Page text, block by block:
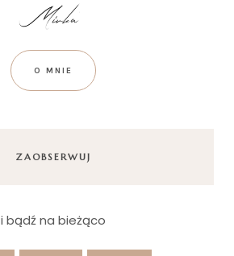
O MNIE
ZAOBSERWUJ
i bądź na bieżąco